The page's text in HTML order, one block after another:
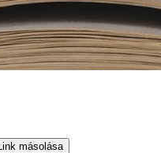
Link másolása